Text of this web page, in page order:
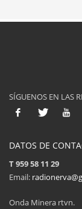
SÍGUENOS EN LAS
DATOS DE
T 959 58 11 29
Email:
Onda Minera rtvn.